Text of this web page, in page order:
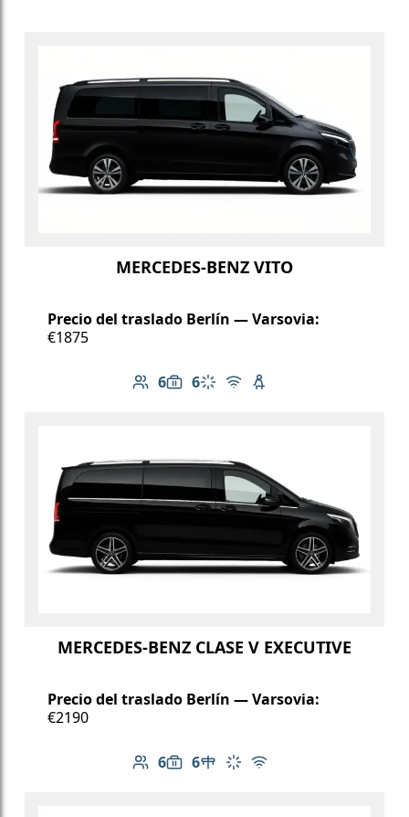
MERCEDES-BENZ VITO
Precio del traslado Berlín — Varsovia:
€1875
6
Número de pasajeros: 6
6
Capacidad de equipaje: 6
Aire acondicionado
Wi-Fi gratuito
Asiento infantil
MERCEDES-BENZ CLASE V EXECUTIVE
Precio del traslado Berlín — Varsovia:
€2190
6
Número de pasajeros: 6
6
Capacidad de equipaje: 6
Mesa en el vehículo
Aire acondicionado
Wi-Fi gratuito